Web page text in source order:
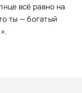
всё равно на
ты — богатый